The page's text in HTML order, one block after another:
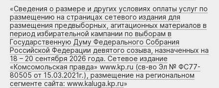
«Сведения о размере и других условиях оплаты услуг по
размещению на страницах сетевого издания для
размещения предвыборных, агитационных материалов в
период избирательной кампании по выборам в
Государственную Думу Федерального Собрания
Российской Федерации девятого созыва, назначенных на
18 – 20 сентября 2026 года. Сетевое издание
«Комсомольская правда» www.kp.ru (св-во Эл № ФС77-
80505 от 15.03.2021г.), размещение на региональном
сегменте сайта: www.kaluga.kp.ru»